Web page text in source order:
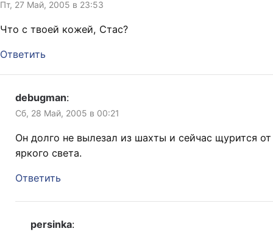
Пт, 27 Май, 2005 в 23:53
Что с твоей кожей, Стас?
Ответить
debugman:
Сб, 28 Май, 2005 в 00:21
Он долго не вылезал из шахты и сейчас щурится от
яркого света.
Ответить
persinka: